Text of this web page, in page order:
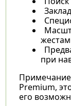
при
Premium,
его